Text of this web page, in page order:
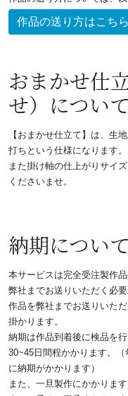
作品の送り方はこち
おまかせ仕
せ）について
【おまかせ仕立て】は、生
打ちという仕様になります。
また掛け軸の仕上がりサイ
くださいませ。
納期について
本サービスは完全受注製作
弊社までお送りいただく必要
作品を弊社までお送りいた
掛かります。
納期は作品到着後に検品を
30~45日間程かかります。
に納期がかかります）
また、一旦製作にかかりま